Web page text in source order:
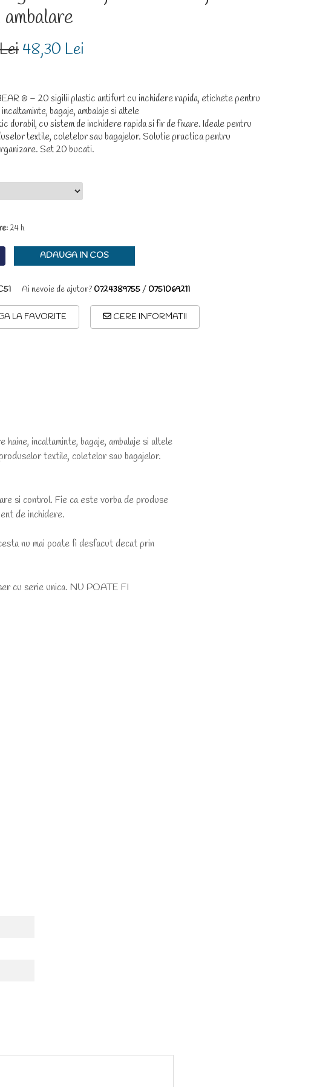
ambalare
48,30 Lei
® – 20 sigilii plastic antifurt cu inchidere rapida, etichete pentru
bagaje, ambalaje si altele
durabil, cu sistem de inchidere rapida si fir de fixare. Ideale pentru
textile, coletelor sau bagajelor. Solutie practica pentru
Set 20 bucati.
24 h
ADAUGA IN COS
Ai nevoie de ajutor? 0724389755/ 0751069211
LA FAVORITE CERE INFORMATII
incaltaminte, bagaje, ambalaje si altele
textile, coletelor sau bagajelor.
si control. Fie ca este vorba de produse
de inchidere.
nu mai poate fi desfacut decat prin
cu serie unica. NU POATE FI